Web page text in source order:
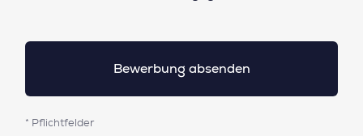
* Pflichtfelder